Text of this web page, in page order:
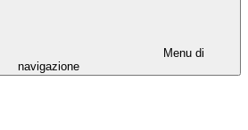
Menu di
navigazione